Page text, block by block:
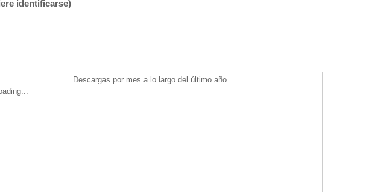
identificarse)
Descargas por mes a lo largo del último año